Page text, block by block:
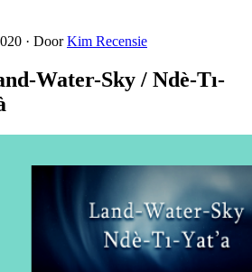
· DoorKim Recensie
Water-Sky / Ndè-Tı-